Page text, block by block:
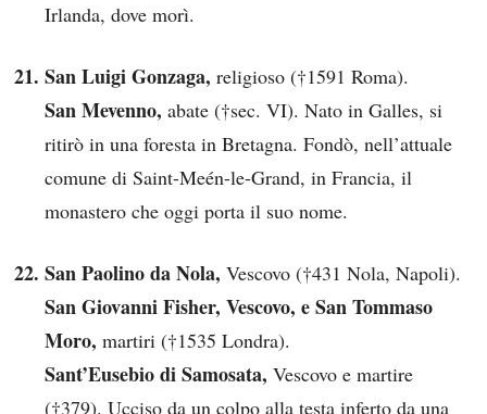
Irlanda, dove morì.
San Luigi Gonzaga, religioso (†1591 Roma).
San Mevenno, abate (†sec. VI). Nato in Galles, si
ritirò in una foresta in Bretagna. Fondò, nell’attuale
comune di Saint-Meén-le-Grand, in Francia, il
monastero che oggi porta il suo nome.
San Paolino da Nola, Vescovo (†431 Nola, Napoli).
San Giovanni Fisher, Vescovo, e San Tommaso
Moro, martiri (†1535 Londra).
Sant’Eusebio di Samosata, Vescovo e martire
(†379). Ucciso da un colpo alla testa inferto da una